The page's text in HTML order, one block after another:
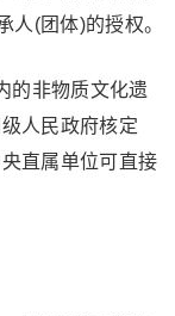
人(团体)的授权。
的非物质文化遗
人民政府核定
直属单位可直接